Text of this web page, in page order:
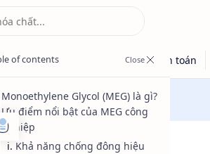
Monoethylene Glycol (MEG) là gì?
Ưu điểm nổi bật của MEG công
nghiệp
Khả năng chống đông hiệu